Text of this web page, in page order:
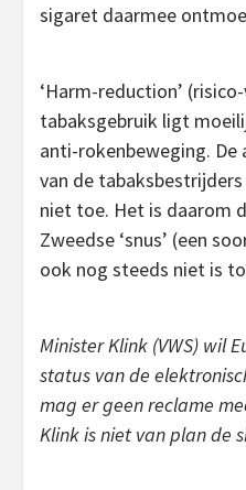
sigaret daarmee
‘Harm-reduction’
tabaksgebruik ligt
anti-rokenbeweging.
van de
niet toe. Het is daarom
Zweedse ‘snus’ (een
ook nog steeds niet is
Minister Klink (VWS) wil
status van de
mag er geen reclame
Klink is niet van plan de